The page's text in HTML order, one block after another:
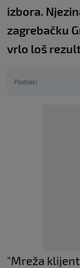
izbora.
zagrebačku
vrlo loš
Podijeli
"Mreža